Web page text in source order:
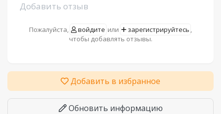
Добавить отзыв
Пожалуйста, войдите или зарегистрируйтесь ,
чтобы добавлять отзывы.
Добавить в избранное
Обновить информацию